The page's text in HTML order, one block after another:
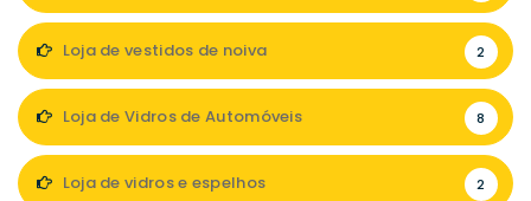
Loja de vestidos de noiva 2
Loja de Vidros de Automóveis 8
Loja de vidros e espelhos 2